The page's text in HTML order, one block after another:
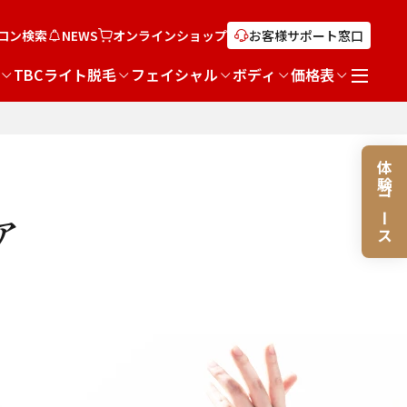
ン検索 NEWS オンラインショップ お客様サポート窓口
TBCライト脱毛 フェイシャル ボディ 価格表
体験コース